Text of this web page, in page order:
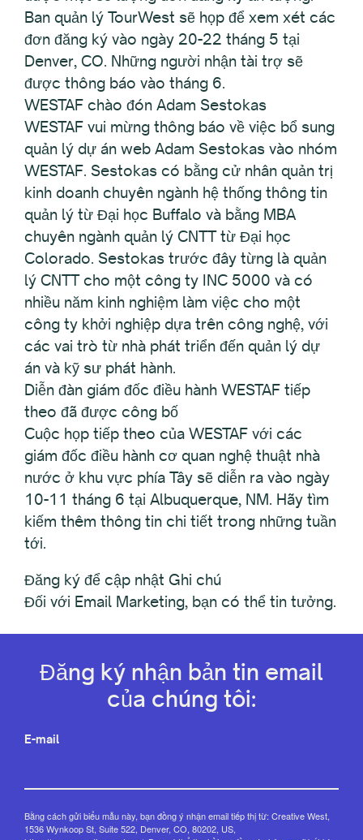
Ban quản lý TourWest sẽ họp để xem xét các
đơn đăng ký vào ngày 20-22 tháng 5 tại
Denver, CO. Những người nhận tài trợ sẽ
được thông báo vào tháng 6.
WESTAF chào đón Adam Sestokas
WESTAF vui mừng thông báo về việc bổ sung
quản lý dự án web Adam Sestokas vào nhóm
WESTAF. Sestokas có bằng cử nhân quản trị
kinh doanh chuyên ngành hệ thống thông tin
quản lý từ Đại học Buffalo và bằng MBA
chuyên ngành quản lý CNTT từ Đại học
Colorado. Sestokas trước đây từng là quản
lý CNTT cho một công ty INC 5000 và có
nhiều năm kinh nghiệm làm việc cho một
công ty khởi nghiệp dựa trên công nghệ, với
các vai trò từ nhà phát triển đến quản lý dự
án và kỹ sư phát hành.
Diễn đàn giám đốc điều hành WESTAF tiếp
theo đã được công bố
Cuộc họp tiếp theo của WESTAF với các
giám đốc điều hành cơ quan nghệ thuật nhà
nước ở khu vực phía Tây sẽ diễn ra vào ngày
10-11 tháng 6 tại Albuquerque, NM. Hãy tìm
kiếm thêm thông tin chi tiết trong những tuần
tới.
Đăng ký để cập nhật Ghi chú
Đối với Email Marketing, bạn có thể tin tưởng.
Đăng ký nhận bản tin email
của chúng tôi:
E-mail
Bằng cách gửi biểu mẫu này, bạn đồng ý nhận email tiếp thị từ: Creative West,
1536 Wynkoop St, Suite 522, Denver, CO, 80202, US,